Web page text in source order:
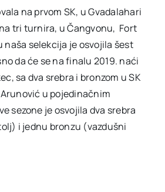
na prvom SK, u Gvadalahari
tri turnira, u Čangvonu, Fort
naša selekcija je osvojila šest
da će se na finalu 2019. naći
sa dva srebra i bronzom u SK
u pojedinačnim
sezone je osvojila dva srebra
i jednu bronzu (vazdušni